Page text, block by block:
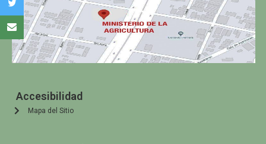
Accesibilidad
Mapa del Sitio